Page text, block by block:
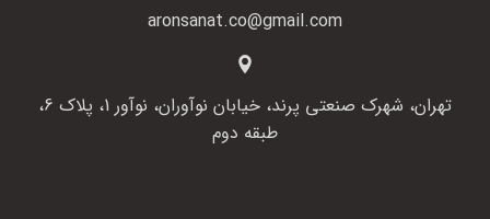
aronsanat.co@gmail.com
تهران، شهرک صنعتی پرند، خیابان نوآوران، نوآور 1، پلاک 6،
طبقه دوم